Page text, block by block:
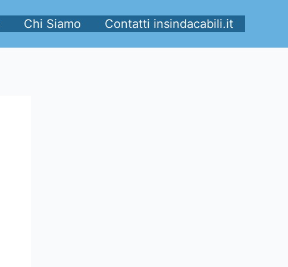
Chi Siamo Contatti insindacabili.it